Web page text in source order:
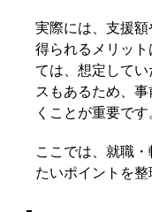
実際には、支援額
得られるメリッ
ては、想定して
スもあるため、
くことが重要です
ここでは、就職
たいポイントを整